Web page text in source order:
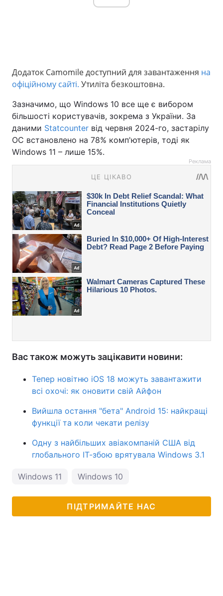
Додаток Camomile доступний для завантаження на
офіційному сайті. Утиліта безкоштовна.
Зазначимо, що Windows 10 все ще є вибором
більшості користувачів, зокрема з України. За
даними Statcounter від червня 2024-го, застарілу
ОС встановлено на 78% комп'ютерів, тоді як
Windows 11 – лише 15%.
Реклама
Вас також можуть зацікавити новини:
Тепер новітню iOS 18 можуть завантажити
всі охочі: як оновити свій Айфон
Вийшла остання "бета" Android 15: найкращі
функції та коли чекати релізу
Одну з найбільших авіакомпаній США від
глобального ІТ-збою врятувала Windows 3.1
Windows 11 Windows 10
ПІДТРИМАЙТЕ НАС